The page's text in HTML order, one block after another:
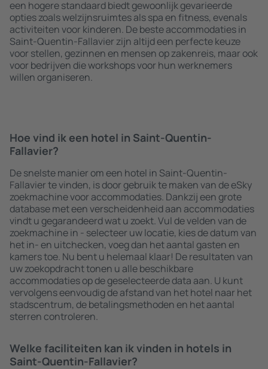
een hogere standaard biedt gewoonlijk gevarieerde
opties zoals welzijnsruimtes als spa en fitness, evenals
activiteiten voor kinderen. De beste accommodaties in
Saint-Quentin-Fallavier zijn altijd een perfecte keuze
voor stellen, gezinnen en mensen op zakenreis, maar ook
voor bedrijven die workshops voor hun werknemers
willen organiseren.
Hoe vind ik een hotel in Saint-Quentin-
Fallavier?
De snelste manier om een hotel in Saint-Quentin-
Fallavier te vinden, is door gebruik te maken van de eSky
zoekmachine voor accommodaties. Dankzij een grote
database met een verscheidenheid aan accommodaties
vindt u gegarandeerd wat u zoekt. Vul de velden van de
zoekmachine in - selecteer uw locatie, kies de datum van
het in- en uitchecken, voeg dan het aantal gasten en
kamers toe. Nu bent u helemaal klaar! De resultaten van
uw zoekopdracht tonen u alle beschikbare
accommodaties op de geselecteerde data aan. U kunt
vervolgens eenvoudig de afstand van het hotel naar het
stadscentrum, de betalingsmethoden en het aantal
sterren controleren.
Welke faciliteiten kan ik vinden in hotels in
Saint-Quentin-Fallavier?